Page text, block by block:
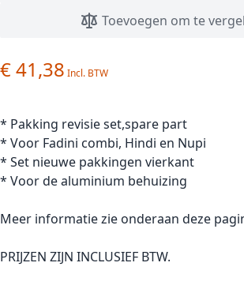
Toevoegen om te
€ 41,38
* Pakking revisie set,spare part
* Voor Fadini combi, Hindi en Nupi
* Set nieuwe pakkingen vierkant
* Voor de aluminium behuizing
Meer informatie zie onderaan deze
PRIJZEN ZIJN INCLUSIEF BTW.